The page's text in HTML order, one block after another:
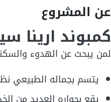
عن المشروع
كمبوند ارينا
لمن يبحث عن الهدوء
يتسم بجماله الطبيعي